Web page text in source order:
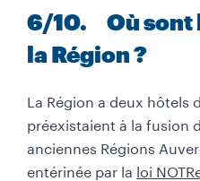
6/10. Où sont
la Région ?
La Région a deux hôtels
préexistaient à la fusion
anciennes Régions
entérinée par la loi